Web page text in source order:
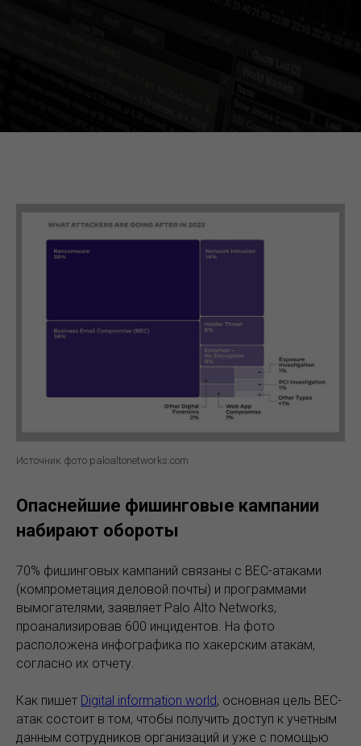
Источник фото paloaltonetworks.com
Опаснейшие фишинговые кампании
набирают обороты
70% фишинговых кампаний связаны с BEC-атаками
(компрометация деловой почты) и программами
вымогателями, заявляет Palo Alto Networks,
проанализировав 600 инцидентов. На фото
расположена инфографика по хакерским атакам,
согласно их отчету.
Как пишет Digital information world, основная цель BEC-
атак состоит в том, чтобы получить доступ к учетным
данным сотрудников организаций и уже с помощью